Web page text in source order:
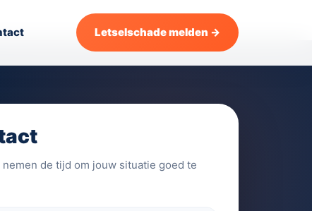
Letselschade melden →
de tijd om jouw situatie goed te